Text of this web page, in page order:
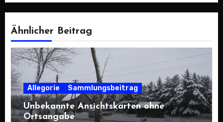
Ähnlicher Beitrag
Allegorie Sammlungsbeitrag
Unbekannte Ansichtskarten ohne
Ortsangabe